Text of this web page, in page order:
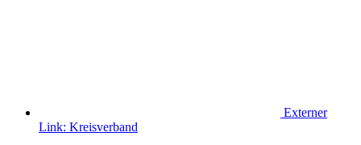
Externer
Link: Kreisverband